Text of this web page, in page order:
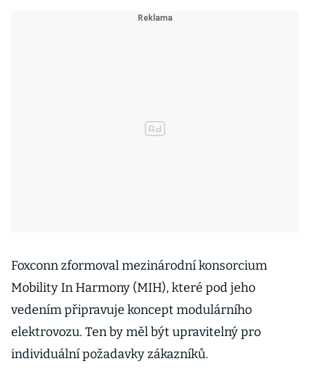
Foxconn zformoval mezinárodní konsorcium
Mobility In Harmony (MIH), které pod jeho
vedením připravuje koncept modulárního
elektrovozu. Ten by měl být upravitelný pro
individuální požadavky zákazníků.